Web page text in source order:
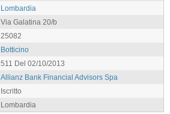
Lombardia
Via Galatina 20/b
25082
Botticino
511 Del 02/10/2013
Allianz Bank Financial Advisors Spa
Iscritto
Lombardia